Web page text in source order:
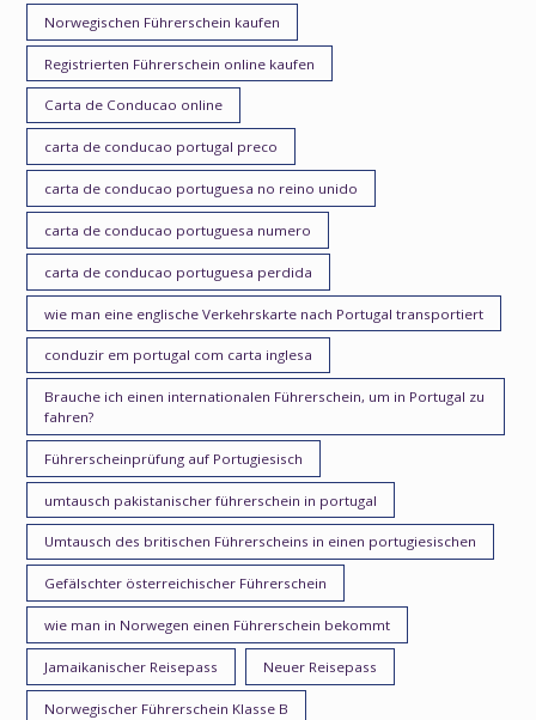
Norwegischen Führerschein kaufen
Registrierten Führerschein online kaufen
Carta de Conducao online
carta de conducao portugal preco
carta de conducao portuguesa no reino unido
carta de conducao portuguesa numero
carta de conducao portuguesa perdida
wie man eine englische Verkehrskarte nach Portugal transportiert
conduzir em portugal com carta inglesa
Brauche ich einen internationalen Führerschein, um in Portugal zu
fahren?
Führerscheinprüfung auf Portugiesisch
umtausch pakistanischer führerschein in portugal
Umtausch des britischen Führerscheins in einen portugiesischen
Gefälschter österreichischer Führerschein
wie man in Norwegen einen Führerschein bekommt
Jamaikanischer Reisepass Neuer Reisepass
Norwegischer Führerschein Klasse B